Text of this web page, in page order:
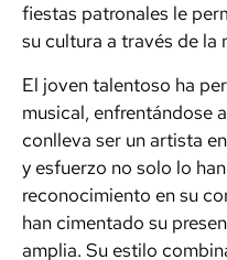
fiestas patronales le
su cultura a través de la
El joven talentoso ha
musical, enfrentándose
conlleva ser un artista
y esfuerzo no solo lo
reconocimiento en su
han cimentado su
amplia. Su estilo